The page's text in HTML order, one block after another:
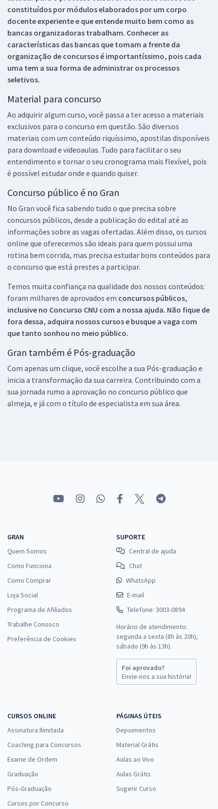
constituídos por módulos elaborados por um corpo
docente experiente e que entende muito bem como as
bancas organizadoras trabalham. Conhecer as
características das bancas que tomam a frente da
organização de concursos é importantíssimo, pois cada
uma tem a sua forma de administrar os processos
seletivos.
Material para concurso
Ao adquirir algum curso, você passa a ter acesso a materiais
exclusivos para o concurso em questão. São diversos
materiais com um conteúdo riquíssimo, apostilas disponíveis
para download e videoaulas. Tudo para facilitar o seu
entendimento e tornar o seu cronograma mais flexível, pois
é possível estudar onde e quando quiser.
Concurso público é no Gran
No Gran você fica sabendo tudo o que precisa sobre
concursos públicos, desde a publicação do edital até as
informações sobre as vagas ofertadas. Além disso, os cursos
online que oferecemos são ideais para quem possui uma
rotina bem corrida, mas precisa estudar bons conteúdos para
o concurso que está prestes a participar.
Temos muita confiança na qualidade dos nossos conteúdos:
foram milhares de aprovados em concursos públicos,
inclusive no Concurso CNU com a nossa ajuda. Não fique de
fora dessa, adquira nossos cursos e busque a vaga com
que tanto sonhou no meio público.
Gran também é Pós-graduação
Com apenas um clique, você escolhe a sua Pós-graduação e
inicia a transformação da sua carreira. Contribuindo com a
sua jornada rumo a aprovação no concurso público que
almeja, e já com o título de especialista em sua área.
GRAN
Quem Somos
Como Funciona
Como Comprar
Loja Social
Programa de Afiliados
Trabalhe Conosco
Preferência de Cookies
SUPORTE
Central de ajuda
Chat
WhatsApp
E-mail
Telefone: 3003-0894
Horário de atendimento:
segunda a sexta (8h às 20h),
sábado (9h às 13h).
Foi aprovado?
Envie-nos a sua história!
CURSOS ONLINE
Assinatura Ilimitada
Coaching para Concursos
Exame de Ordem
Graduação
Pós-Graduação
Cursos por Concurso
PÁGINAS ÚTEIS
Depoimentos
Material Grátis
Aulas ao Vivo
Aulas Grátis
Sugerir Curso